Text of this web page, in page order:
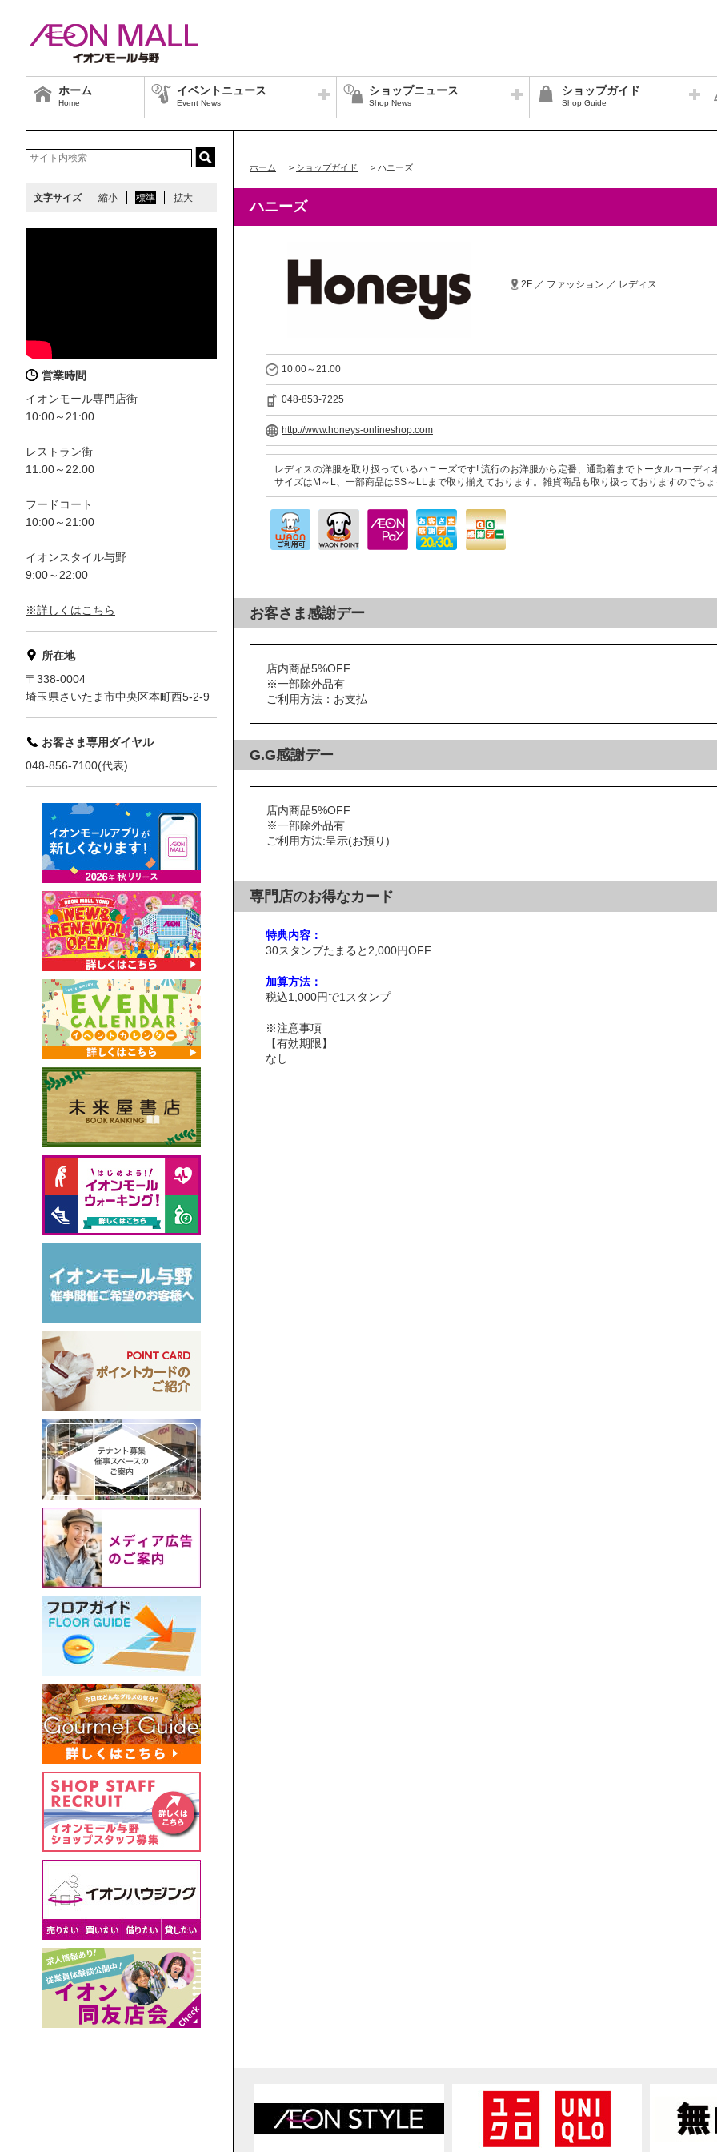
ホーム
Home
イベントニュース
Event News
ショップニュース
Shop News
ショップガイド
Shop Guide
ホーム > ショップガイド > ハニーズ
ハニーズ
2F ／ ファッション ／ レディス
10:00～21:00
048-853-7225
http://www.honeys-onlineshop.com
レディスの洋服を取り扱っているハニーズです! 流行のお洋服から定番、通勤着までトータルコーディ
サイズはM～L、一部商品はSS～LLまで取り揃えております。雑貨商品も取り扱っておりますのでちょ
お客さま感謝デー
店内商品5%OFF
※一部除外品有
ご利用方法：お支払
G.G感謝デー
店内商品5%OFF
※一部除外品有
ご利用方法:呈示(お預り)
専門店のお得なカード
特典内容：
30スタンプたまると2,000円OFF
加算方法：
税込1,000円で1スタンプ
※注意事項
【有効期限】
なし
文字サイズ 縮小 標準 拡大
営業時間
イオンモール専門店街
10:00～21:00
レストラン街
11:00～22:00
フードコート
10:00～21:00
イオンスタイル与野
9:00～22:00
※詳しくはこちら
所在地
〒338-0004
埼玉県さいたま市中央区本町西5-2-9
お客さま専用ダイヤル
048-856-7100(代表)